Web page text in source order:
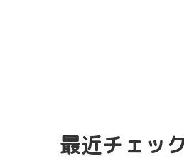
最近チェッ